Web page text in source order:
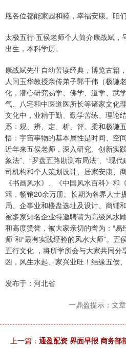
愿各位都能家园和睦，幸福安康。咱
太极五行·五侯老师个人简介康战斌
出生，本科学历。
康战斌先生自幼苦读经典，博览古籍
人闫玉华教授亲传弟子郭千伟（极谦
化，潜心研究易学、佛学、道学、武
气、八宅和中医道医所长等诸家文化
文化中，业精于勤、勤学苦练、理论
系：观、辨、定、析、评。柔和极谦
悟：宇宙事物的基本属性是时间、空
近年来五侯老师，深入研究、创新实
象法”、“罗盘五路勘测布局法”、“现
司机构和个人策划设计、居家安康、
《书画风水》、《中国风水百科》和
籍，畅销20余万册。长期为各界人士
局、企事业和楼盘选址及设计、商铺
被多家知名企业特邀聘请为高级风水
和高度赞誉，被大家亲切的誉为：“
师”和“最有实践经验的风水大师”。
五行文化 ，将所学所会与大家共同分
凶，风生水起、家兴业旺！结缘五侯
发布于：河北省
一鼎盈提示：文
上一篇： 通盈配资 界面早报 商务部